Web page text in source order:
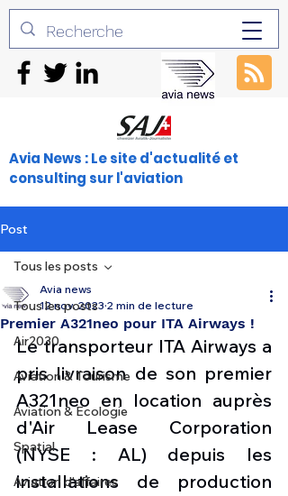
Avia News : Le site d'actualité et
consulting sur l'aviation
Post
Tous les posts
Air2030
Aviation & Tourisme
Aviation & Ecologie
Spatial
Aviation d'affaires
Tous les posts
Premier A321neo pour ITA Airways !
Avia news
12 nov. 2023 2 min de lecture
Le transporteur ITA Airways a
pris livraison de son premier
A321neo en location auprès
d'Air Lease Corporation
(NYSE : AL) depuis les
installations de production